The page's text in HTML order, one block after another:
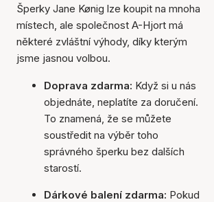
Šperky Jane Kønig lze koupit na mnoha
místech, ale společnost A-Hjort má
některé zvláštní výhody, díky kterým
jsme jasnou volbou.
Doprava zdarma: Když si u nás
objednáte, neplatíte za doručení.
To znamená, že se můžete
soustředit na výběr toho
správného šperku bez dalších
starostí.
Dárkové balení zdarma: Pokud